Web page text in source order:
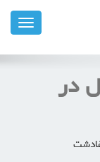
ناوبری
در